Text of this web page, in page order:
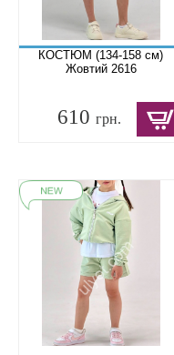
КОСТЮМ (134-158 см)
Жовтий 2616
610 грн.